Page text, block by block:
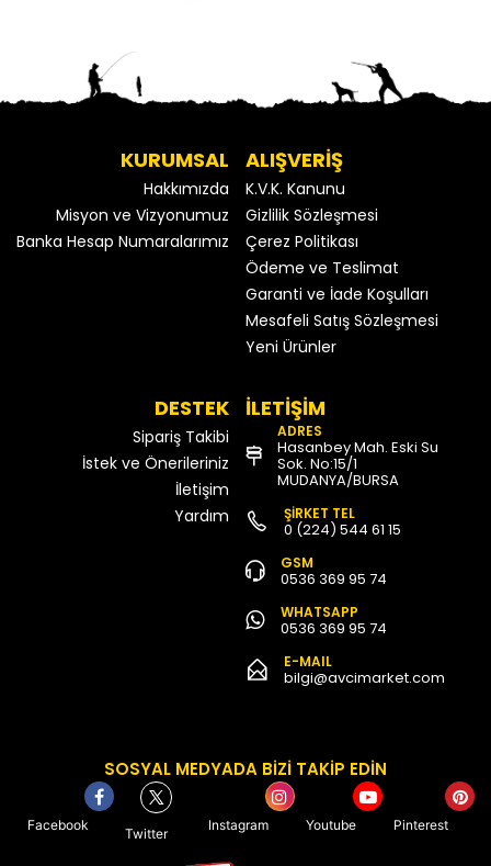
KURUMSAL
Hakkımızda
Misyon ve Vizyonumuz
Banka Hesap Numaralarımız
ALIŞVERİŞ
K.V.K. Kanunu
Gizlilik Sözleşmesi
Çerez Politikası
Ödeme ve Teslimat
Garanti ve İade Koşulları
Mesafeli Satış Sözleşmesi
Yeni Ürünler
DESTEK
Sipariş Takibi
İstek ve Önerileriniz
İletişim
Yardım
İLETİŞİM
ADRES
Hasanbey Mah. Eski Su
Sok. No:15/1
MUDANYA/BURSA
ŞİRKET TEL
0 (224) 544 61 15
GSM
0536 369 95 74
WHATSAPP
0536 369 95 74
E-MAIL
bilgi@avcimarket.com
SOSYAL MEDYADA BİZİ TAKİP EDİN
Facebook
Twitter
Instagram Youtube Pinterest